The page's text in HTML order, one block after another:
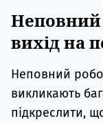
Неповний
вихід на
Неповний
викликають
підкреслити,